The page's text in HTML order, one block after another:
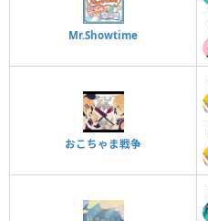
Mr.Showtime
おこちゃま戦争